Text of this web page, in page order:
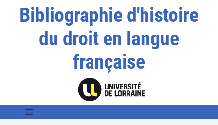
Bibliographie d'histoire
du droit en langue
française